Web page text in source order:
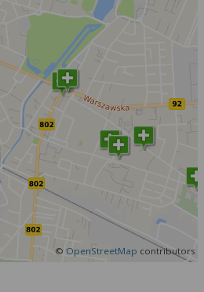
© OpenStreetMap contributors